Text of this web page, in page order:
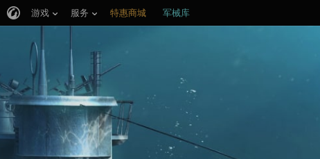
游戏 服务 特惠商城 军械库